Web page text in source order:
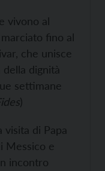
vivono al
fino al
che unisce
dignità
settimane
)
visita di Papa
Messico e
incontro